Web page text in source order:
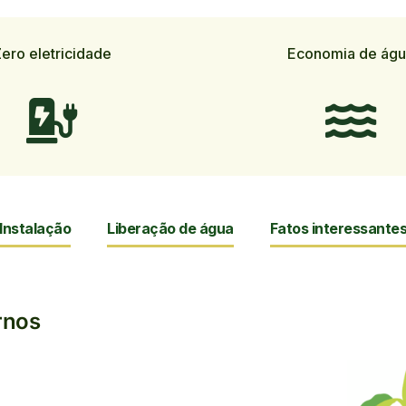
eletricidade Economia de
Instalação Liberação de água Fatos interessantes